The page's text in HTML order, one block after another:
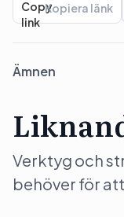
Kopiera länk
Ämnen
Verktyg och
behöver för